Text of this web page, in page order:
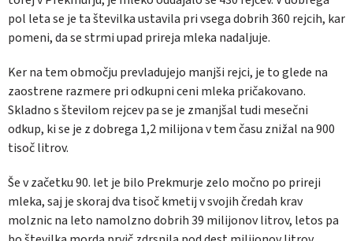
pol leta se je ta številka ustavila pri vsega dobrih 360 rejcih, kar
pomeni, da se strmi upad prireja mleka nadaljuje.
Ker na tem območju prevladujejo manjši rejci, je to glede na
zaostrene razmere pri odkupni ceni mleka pričakovano.
Skladno s številom rejcev pa se je zmanjšal tudi mesečni
odkup, ki se je z dobrega 1,2 milijona v tem času znižal na 900
tisoč litrov.
Še v začetku 90. let je bilo Prekmurje zelo močno po prireji
mleka, saj je skoraj dva tisoč kmetij v svojih čredah krav
molznic na leto namolzno dobrih 39 milijonov litrov, letos pa